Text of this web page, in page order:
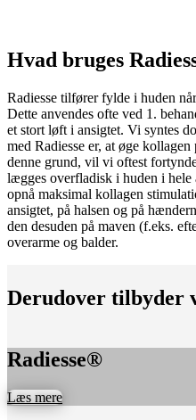
Hvad bruges
Radiesse tilfører fylde i huden
Dette anvendes ofte ved 1.
et stort løft i ansigtet. Vi syntes
med Radiesse er, at øge
denne grund, vil vi oftest
lægges overfladisk i huden i hele
opnå maksimal kollagen
ansigtet, på halsen og på
den desuden på maven (f.eks.
overarme og balder.
Derudover tilbyder
Radiesse®
Læs mere